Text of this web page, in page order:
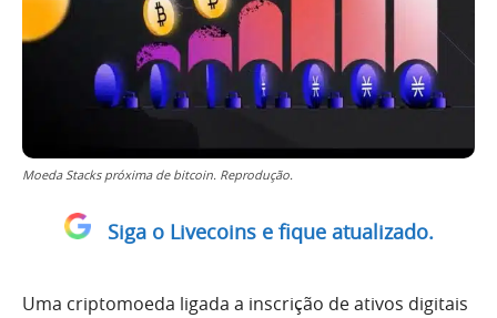
Moeda Stacks próxima de bitcoin. Reprodução.
Siga o Livecoins e fique atualizado.
Uma criptomoeda ligada a inscrição de ativos digitais